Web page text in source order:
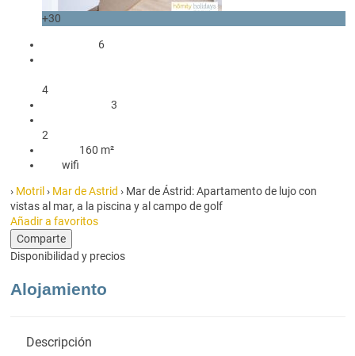
+30
6
4
3
2
160 m²
wifi
› Motril› Mar de Astrid › Mar de Ástrid: Apartamento de lujo con
vistas al mar, a la piscina y al campo de golf
Añadir a favoritos
Comparte
Disponibilidad y precios
Alojamiento
Descripción